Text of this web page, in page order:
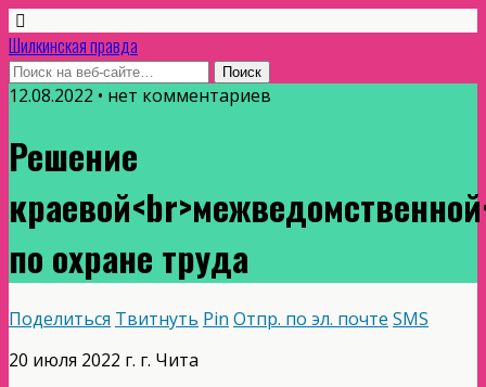
Шилкинская правда
12.08.2022 • нет комментариев
Решение
по охране труда
Поделиться Твитнуть Pin Отпр. по эл. почте SMS
20 июля 2022 г. г. Чита